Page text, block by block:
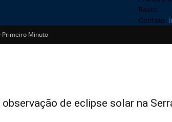
Basto.
Contato:
Minuto
de eclipse solar na